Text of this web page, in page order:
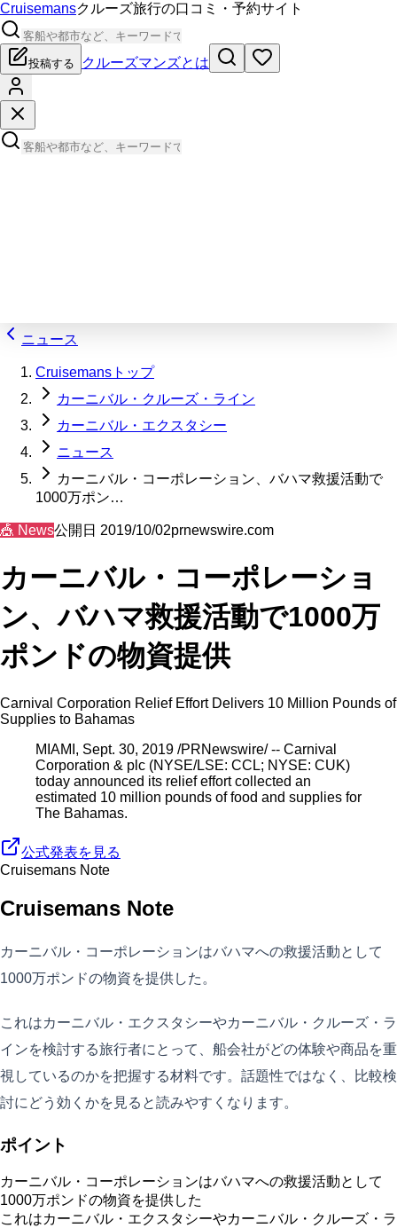
Cruisemansクルーズ旅行の口コミ・予約サイト
投稿する クルーズマンズとは
ニュース
Cruisemansトップ
カーニバル・クルーズ・ライン
カーニバル・エクスタシー
ニュース
カーニバル・コーポレーション、バハマ救援活動で
1000万ポン…
🎪 News公開日 2019/10/02prnewswire.com
カーニバル・コーポレーショ
ン、バハマ救援活動で1000万
ポンドの物資提供
Carnival Corporation Relief Effort Delivers 10 Million Pounds of
Supplies to Bahamas
MIAMI, Sept. 30, 2019 /PRNewswire/ -- Carnival
Corporation & plc (NYSE/LSE: CCL; NYSE: CUK)
today announced its relief effort collected an
estimated 10 million pounds of food and supplies for
The Bahamas.
公式発表を見る
Cruisemans Note
Cruisemans Note
カーニバル・コーポレーションはバハマへの救援活動として
1000万ポンドの物資を提供した。
これはカーニバル・エクスタシーやカーニバル・クルーズ・ラ
インを検討する旅行者にとって、船会社がどの体験や商品を重
視しているのかを把握する材料です。話題性ではなく、比較検
討にどう効くかを見ると読みやすくなります。
ポイント
カーニバル・コーポレーションはバハマへの救援活動として
1000万ポンドの物資を提供した
これはカーニバル・エクスタシーやカーニバル・クルーズ・ラ